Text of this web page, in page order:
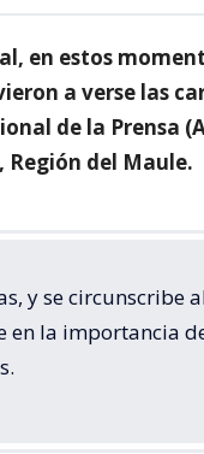
en estos
a verse las
de la Prensa
Región del Maule.
y se circunscribe
en la importancia